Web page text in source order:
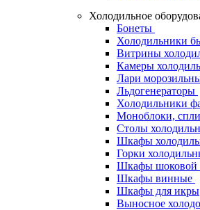
Холодильное
Бонеты
Холодильники
Витрины
Камеры
Лари
Льдогенераторы
Холодильники
Моноблоки,
Столы
Шкафы
Горки
Шкафы шоковой
Шкафы винные
Шкафы для икры
Выносное